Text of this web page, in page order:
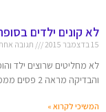
לא קונים ילדים
15 בדצמבר 2015 תגובה אחת
לא מחליטים שרוצים ילד
והבדיקה מראה 2 פסים מממ לא זה לא קורה ככה. ז’תומרת יש נשים
המשיכי לקרוא »